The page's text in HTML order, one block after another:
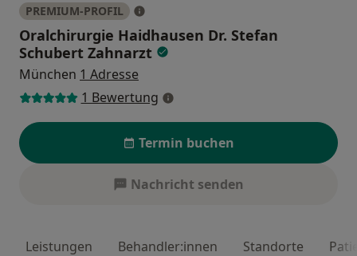
PREMIUM-PROFIL
Oralchirurgie Haidhausen Dr. Stefan
Schubert Zahnarzt
München 1 Adresse
1 Bewertung
Termin buchen
Nachricht senden
Leistungen Behandler:innen Standorte